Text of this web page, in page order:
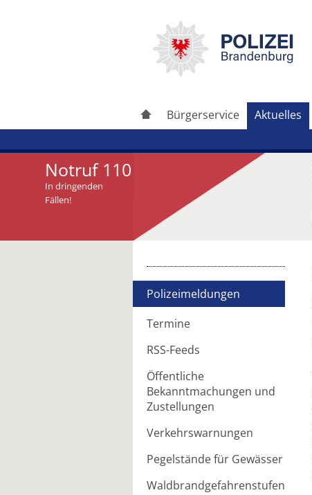
Bürgerservice Aktuelles
Notruf 110
In dringenden
Fällen!
Polizeimeldungen
Termine
RSS-Feeds
Öffentliche
Bekanntmachungen und
Zustellungen
Verkehrswarnungen
Pegelstände für Gewässer
Waldbrandgefahrenstufen
Artikel weiterleiten